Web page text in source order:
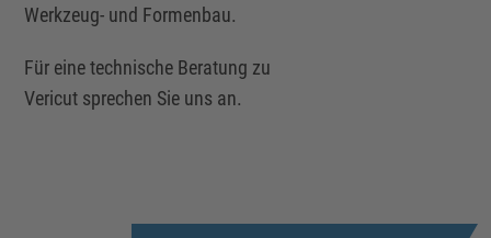
Werkzeug- und Formenbau.
Für eine technische Beratung zu
Vericut sprechen Sie uns an.